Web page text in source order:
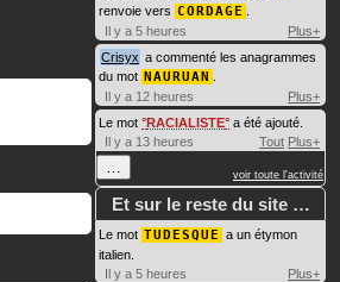
renvoie vers CORDAGE
Il y a 5 heures
Plus+
Crisyx a commenté les anagrammes
du mot NAURUAN
Il y a 12 heures
Plus+
Le mot RACIALISTE a été ajouté.
Il y a 13 heures
Tout Plus+
… voir toute l'activité
Et sur le reste du site …
Le mot TUDESQUE a un étymon
italien.
Il y a 5 heures
Plus+